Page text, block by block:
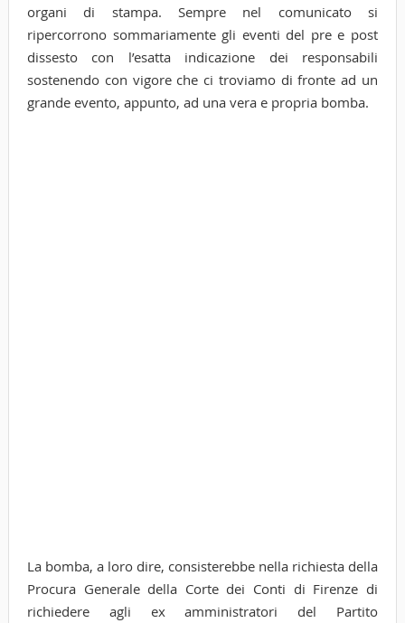
organi di stampa. Sempre nel comunicato si
ripercorrono sommariamente gli eventi del pre e post
dissesto con l’esatta indicazione dei responsabili
sostenendo con vigore che ci troviamo di fronte ad un
grande evento, appunto, ad una vera e propria bomba.
La bomba, a loro dire, consisterebbe nella richiesta della
Procura Generale della Corte dei Conti di Firenze di
richiedere agli ex amministratori del Partito